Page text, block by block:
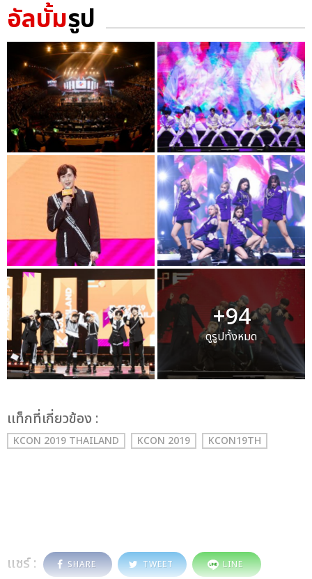
อัลบั้มรูป
+94
ดูรูปทั้งหมด
เเท็กที่เกี่ยวข้อง :
KCON 2019 THAILAND KCON 2019 KCON19TH
แชร์ : SHARE TWEET LINE